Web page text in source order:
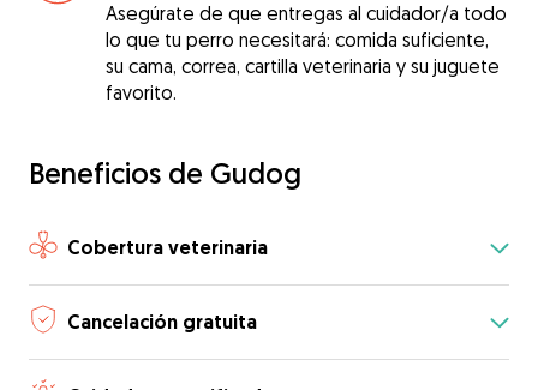
Asegúrate de que entregas al cuidador/a todo
lo que tu perro necesitará: comida suficiente,
su cama, correa, cartilla veterinaria y su juguete
favorito.
Beneficios de Gudog
Cobertura veterinaria
Cancelación gratuita